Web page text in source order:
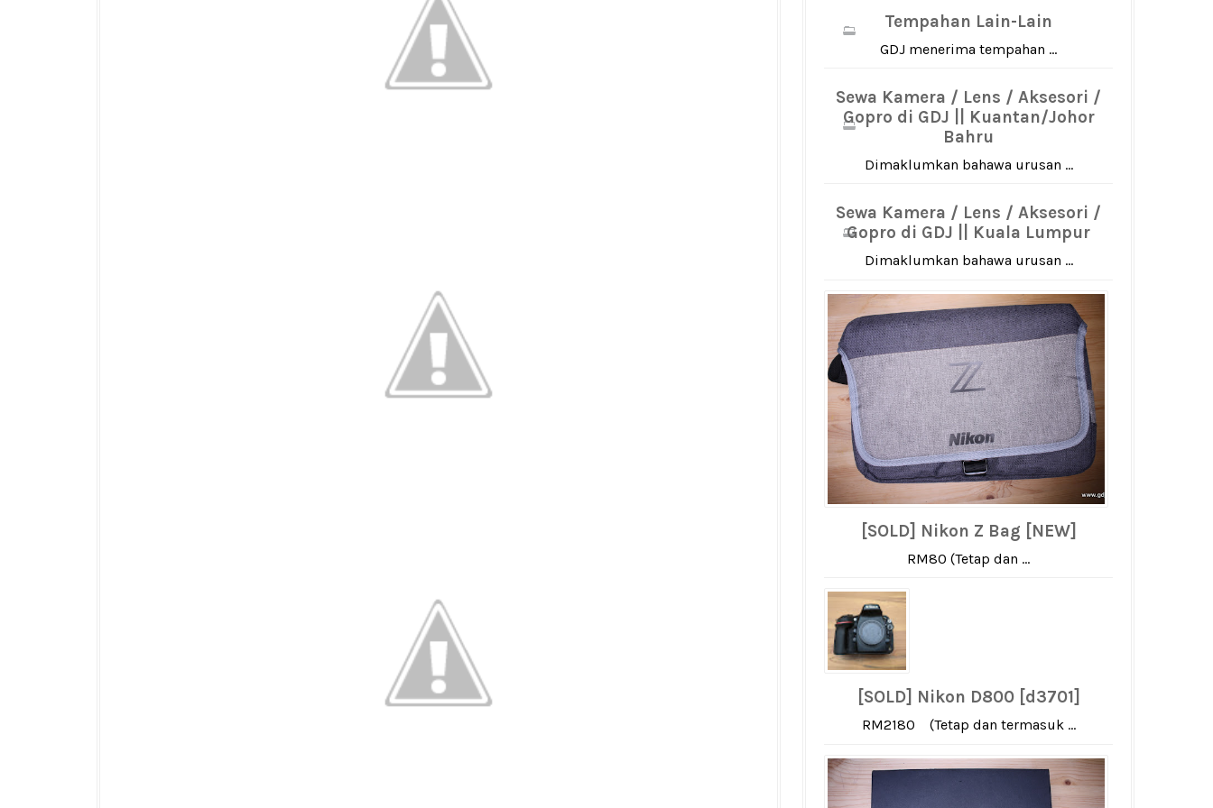
Tempahan Lain-Lain
GDJ menerima tempahan ...
Sewa Kamera / Lens / Aksesori /
Gopro di GDJ || Kuantan/Johor
Bahru
Dimaklumkan bahawa urusan ...
Sewa Kamera / Lens / Aksesori /
Gopro di GDJ || Kuala Lumpur
Dimaklumkan bahawa urusan ...
[SOLD] Nikon Z Bag [NEW]
RM80 (Tetap dan ...
[SOLD] Nikon D800 [d3701]
RM2180 (Tetap dan termasuk ...